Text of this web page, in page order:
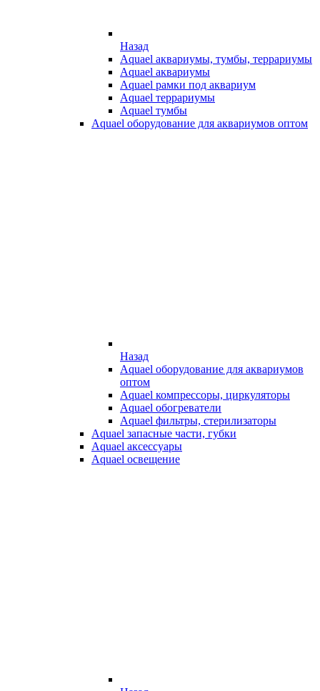
Назад
Aquael аквариумы, тумбы, террариумы
Aquael аквариумы
Aquael рамки под аквариум
Aquael террариумы
Aquael тумбы
Aquael оборудование для аквариумов оптом
Назад
Aquael оборудование для аквариумов
оптом
Aquael компрессоры, циркуляторы
Aquael обогреватели
Aquael фильтры, стерилизаторы
Aquael запасные части, губки
Aquael аксессуары
Aquael освещение